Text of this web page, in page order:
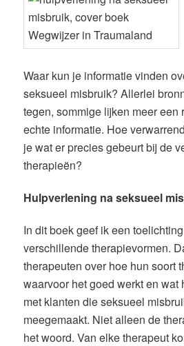
Waar kun je informatie vinden
seksueel misbruik? Allerlei
tegen, sommige lijken meer een
echte informatie. Hoe
je wat er precies gebeurt bij de
therapieën?
Hulpverlening na seksueel
In dit boek geef ik een
verschillende therapievormen.
therapeuten over hoe hun soort
waarvoor het goed werkt en wat
met klanten die seksueel
meegemaakt. Niet alleen de
het woord. Van elke therapeut